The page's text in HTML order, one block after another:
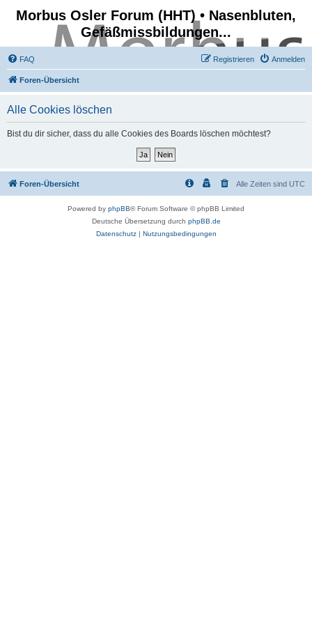
Morbus Osler Forum (HHT) • Nasenbluten,
Gefäßmissbildungen...
FAQ Anmelden
Registrieren
Foren-Übersicht
Alle Cookies löschen
Bist du dir sicher, dass du alle Cookies des Boards löschen möchtest?
Foren-Übersicht Alle Zeiten sind UTC
Powered by phpBB® Forum Software © phpBB Limited
Deutsche Übersetzung durch phpBB.de
Datenschutz| Nutzungsbedingungen